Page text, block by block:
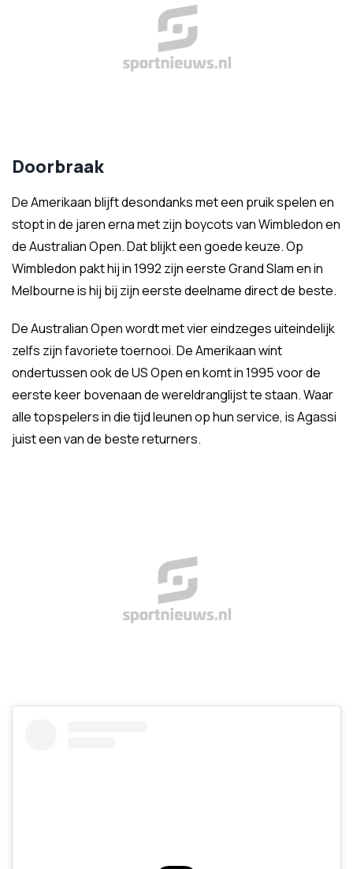
Doorbraak
De Amerikaan blijft desondanks met een pruik spelen en
stopt in de jaren erna met zijn boycots van Wimbledon en
de Australian Open. Dat blijkt een goede keuze. Op
Wimbledon pakt hij in 1992 zijn eerste Grand Slam en in
Melbourne is hij bij zijn eerste deelname direct de beste.
De Australian Open wordt met vier eindzeges uiteindelijk
zelfs zijn favoriete toernooi. De Amerikaan wint
ondertussen ook de US Open en komt in 1995 voor de
eerste keer bovenaan de wereldranglijst te staan. Waar
alle topspelers in die tijd leunen op hun service, is Agassi
juist een van de beste returners.